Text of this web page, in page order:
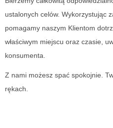
ustalonych celów. Wykorzystując
pomagamy naszym Klientom
właściwym miejscu oraz czasie,
konsumenta.
Z nami możesz spać spokojnie.
rękach.